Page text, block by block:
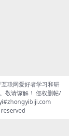
联网爱好者学习和研
敬请谅解！ 侵权删帖/